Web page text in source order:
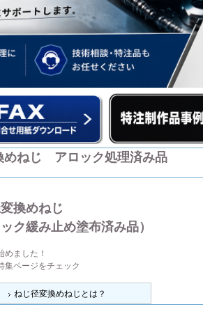
めねじ アロック処理済み品
換めねじ
ック緩み止め塗布済み品）
めました！
集ページをチェック
ねじ径変換めねじとは？